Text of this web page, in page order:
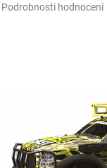
Podrobnosti hodnocení